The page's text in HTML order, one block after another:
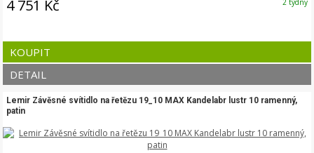
4 751 Kč
KOUPIT
DETAIL
Lemir Závěsné svítidlo na řetězu 19_10 MAX Kandelabr lustr 10 ramenný,
patin